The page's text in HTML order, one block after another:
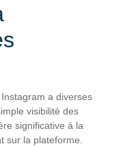
a diverses
visibilité des
significative à la
sur la plateforme.